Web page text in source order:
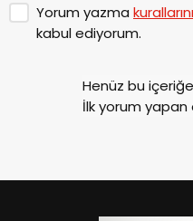
Yorum yazma kurallarını
kabul ediyorum.
Henüz bu
İlk yorum yapan